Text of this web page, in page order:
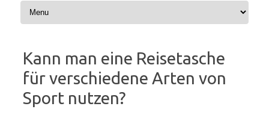
Kann man eine Reisetasche
für verschiedene Arten von
Sport nutzen?